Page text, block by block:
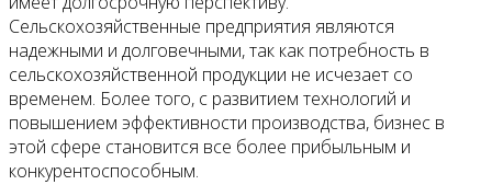
Сельскохозяйственные предприятия являются
надежными и долговечными, так как потребность в
сельскохозяйственной продукции не исчезает со
временем. Более того, с развитием технологий и
повышением эффективности производства, бизнес в
этой сфере становится все более прибыльным и
конкурентоспособным.